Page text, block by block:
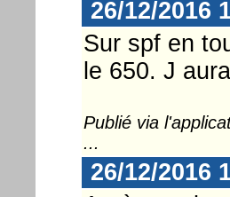
26/12/2016
Sur spf en
le 650. J
Publié via
...
26/12/2016